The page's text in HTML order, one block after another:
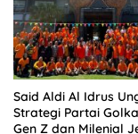
Said Aldi Al Idrus
Strategi Partai
Gen Z dan Milenial